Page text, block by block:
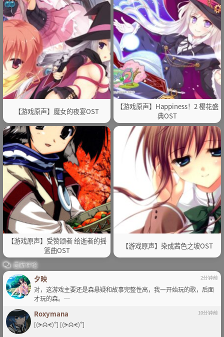
【游戏原声】魔女的夜宴OST
【游戏原声】Happiness！2 樱花盛
典OST
【游戏原声】受赞颂者 给逝者的摇
篮曲OST
【游戏原声】染成茜色之坡OST
最新评论
夕映 2分钟前
对，这游戏主要还是森悬疑和故事完整性高，我一开始玩的歌，后面
才玩的森。…
Roxymana 10分钟前
[(ᗒᗣᗕ)՞] [(ᗒᗣᗕ)՞]